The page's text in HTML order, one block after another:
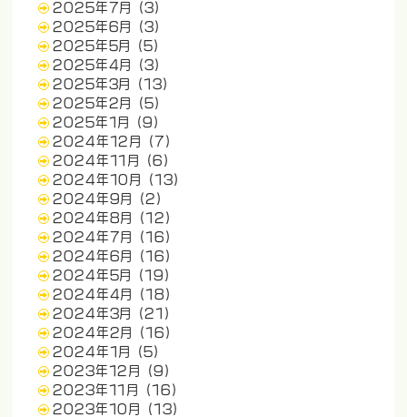
2025年7月
(3)
2025年6月
(3)
2025年5月
(5)
2025年4月
(3)
2025年3月
(13)
2025年2月
(5)
2025年1月
(9)
2024年12月
(7)
2024年11月
(6)
2024年10月
(13)
2024年9月
(2)
2024年8月
(12)
2024年7月
(16)
2024年6月
(16)
2024年5月
(19)
2024年4月
(18)
2024年3月
(21)
2024年2月
(16)
2024年1月
(5)
2023年12月
(9)
2023年11月
(16)
2023年10月
(13)